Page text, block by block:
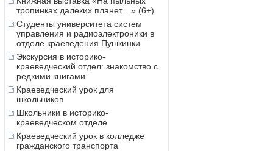
тропинках далеких планет…» (6+)
Студенты университета систем
управления и радиоэлектроники в
отделе краеведения Пушкинки
Экскурсия в историко-
краеведческий отдел: знакомство с
редкими книгами
Краеведческий урок для
школьников
Школьники в историко-
краеведческом отделе
Краеведческий урок в колледже
гражданского транспорта